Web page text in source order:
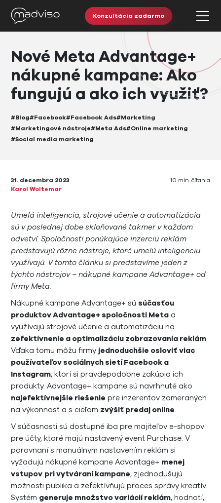
Konzultácia zadarmo
Nové Meta Advantage+
nákupné kampane: Ako
fungujú a ako ich využiť?
#Blog#Facebook#Facebook Ads#Marketing
#Marketingové nástroje#Meta Ads#Online marketing
#Social media marketing
31. decembra 2023
Karol Woltemar
10 min. čítania
Umelá inteligencia, strojové učenie a automatizácia
sú v poslednej dobe skloňované takmer v každom
odvetví. Spoločnosti ponúkajúce inzerciu reklám
predstavujú rôzne nástroje, ktoré umelú inteligenciu
využívajú. V tomto článku si predstavíme jeden z
týchto nástrojov – nákupné kampane Advantage+ od
firmy Meta.
Nákupné kampane Advantage+ sú súčasťou
produktov Advantage+ spoločnosti Meta a
využívajú strojové učenie a automatizáciu na
zefektívnenie a optimalizáciu zobrazovania reklám.
Vďaka tomu môžu firmyjednoduchšie osloviť viac
používateľov sociálnych sietí Facebook a
Instagram, ktorí si pravdepodobne zakúpia ich
produkty. Advantage+ kampane sú navrhnuté ako
najefektívnejšie riešenie pre inzerentov zameraných
na výkonnosť a s cieľom zvýšiť predaj online.
V súčasnosti sú dostupné iba pre majiteľov e-shopov
pre účty, ktoré majú nastavený event Purchase. V
porovnaní s manuálnym nastavením reklám si
vyžadujú nákupné kampane Advantage+ menej
vstupov pri vytváraní kampane, zjednodušujú
možnosti publika a zefektívňujú proces správy kreatív.
Systém generuje množstvo variácií reklám, hodnotí,